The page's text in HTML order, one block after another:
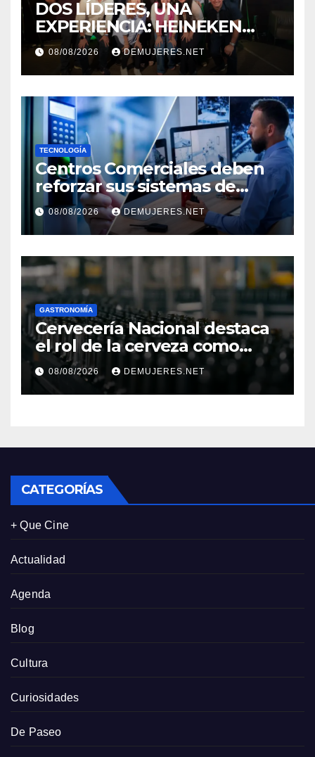
DOS LÍDERES, UNA
EXPERIENCIA: HEINEKEN
PANAMÁ Y CINÉPOLIS
TRANSFORMAN LA FORMA
DE VIVIR EL CINE
08/08/2026 DEMUJERES.NET
TECNOLOGÍA
Centros Comerciales deben
reforzar sus sistemas de
seguridad ante el
incremento de visitantes por
el Décimo Tercer Mes
08/08/2026 DEMUJERES.NET
GASTRONOMÍA
Cervecería Nacional destaca
el rol de la cerveza como
motor de desarrollo
económico y sostenibilidad
en Panamá
08/08/2026 DEMUJERES.NET
CATEGORÍAS
+ Que Cine
Actualidad
Agenda
Blog
Cultura
Curiosidades
De Paseo